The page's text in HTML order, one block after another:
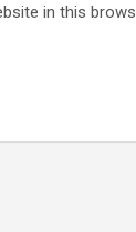
in this